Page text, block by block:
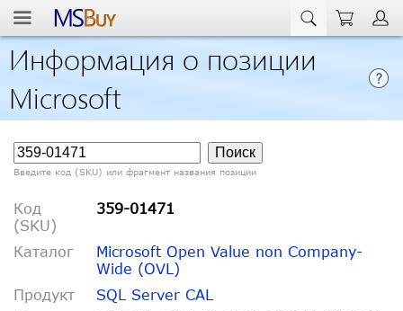
Информация о позиции
Microsoft
Введите код (SKU) или фрагмент названия позиции
Код
(SKU)
359-01471
Каталог
Microsoft Open Value non Company-
Wide (OVL)
Продукт
SQL Server CAL